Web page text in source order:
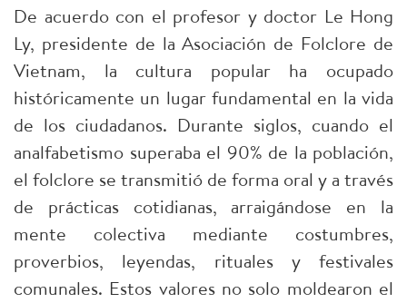
De acuerdo con el profesor y doctor Le Hong
Ly, presidente de la Asociación de Folclore de
Vietnam, la cultura popular ha ocupado
históricamente un lugar fundamental en la vida
de los ciudadanos. Durante siglos, cuando el
analfabetismo superaba el 90% de la población,
el folclore se transmitió de forma oral y a través
de prácticas cotidianas, arraigándose en la
mente colectiva mediante costumbres,
proverbios, leyendas, rituales y festivales
comunales. Estos valores no solo moldearon el